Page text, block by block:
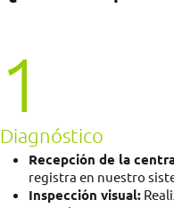
1
Diagnóstico
Recepción de la
registra en nuestro
Inspección visual: